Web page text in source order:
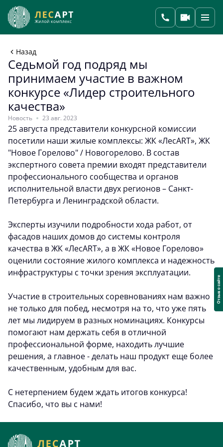
Назад
Седьмой год подряд мы
принимаем участие в важном
конкурсе «Лидер строительного
качества»
Новость 23 авг. 2023
25 августа представители конкурсной комиссии
посетили наши жилые комплексы: ЖК «ЛесART», ЖК
"Новое Горелово" / Новогорелово. В состав
экспертного совета премии входят представители
профессионального сообщества и органов
исполнительной власти двух регионов – Санкт-
Петербурга и Ленинградской области.
Эксперты изучили подробности хода работ, от
фасадов наших домов до системы контроля
качества в ЖК «ЛесART», а в ЖК «Новое Горелово»
оценили состояние жилого комплекса и надежность
инфраструктуры с точки зрения эксплуатации.
Участие в строительных соревнованиях нам важно
не только для побед, несмотря на то, что уже пять
лет мы лидируем в разных номинациях. Конкурсы
помогают нам держать себя в отличной
профессиональной форме, находить лучшие
решения, а главное - делать наш продукт еще более
качественным, удобным для вас.
С нетерпением будем ждать итогов конкурса!
Спасибо, что вы с нами!